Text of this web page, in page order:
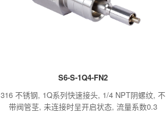
S6-S-1Q4-FN2
316 不锈钢, 1Q系列快速接头, 1/4 NPT阴螺纹, 不
带阀管茎, 未连接时呈开启状态, 流量系数0.3